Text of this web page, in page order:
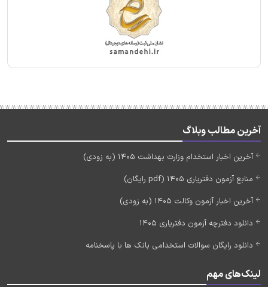
آخرین مطالب وبلاگ
آخرین اخبار استخدام وزارت بهداشت 1405 (به زودی)
منابع آزمون دفتریاری 1405 (pdf رایگان)
آخرین اخبار آزمون وکالت 1405 (به زودی)
دانلود دفترچه آزمون دفتریاری 1405
دانلود رایگان سوالات استخدامی بانک ها با پاسخنامه
لینک‌های مهم